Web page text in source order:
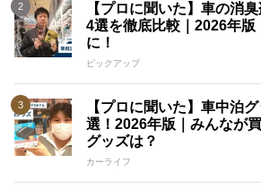
【プロに聞いた】車の消
4選を徹底比較｜2026年版
に！
ピックアップ
【プロに聞いた】車中泊
選！2026年版｜みんなが
グッズは？
カーライフ